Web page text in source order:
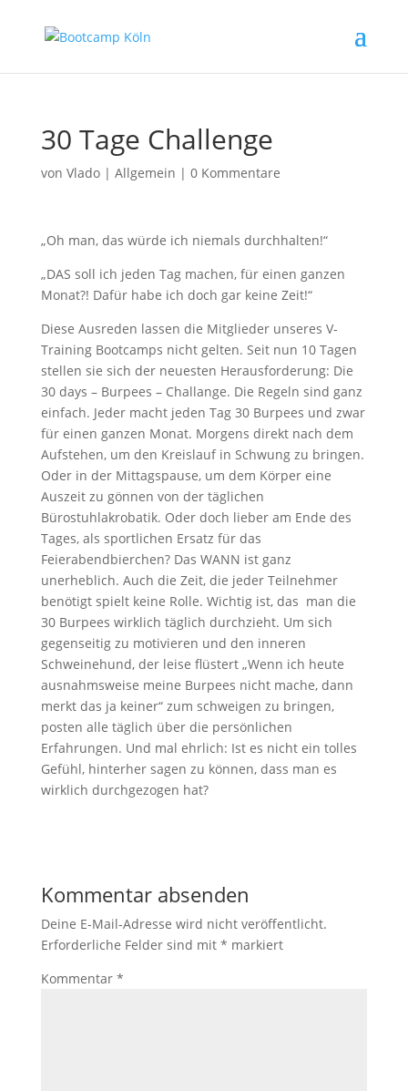
30 Tage Challenge
von Vlado| Allgemein | 0 Kommentare
„Oh man, das würde ich niemals durchhalten!“
„DAS soll ich jeden Tag machen, für einen ganzen
Monat?! Dafür habe ich doch gar keine Zeit!“
Diese Ausreden lassen die Mitglieder unseres V-
Training Bootcamps nicht gelten. Seit nun 10 Tagen
stellen sie sich der neuesten Herausforderung: Die
30 days – Burpees – Challange. Die Regeln sind ganz
einfach. Jeder macht jeden Tag 30 Burpees und zwar
für einen ganzen Monat. Morgens direkt nach dem
Aufstehen, um den Kreislauf in Schwung zu bringen.
Oder in der Mittagspause, um dem Körper eine
Auszeit zu gönnen von der täglichen
Bürostuhlakrobatik. Oder doch lieber am Ende des
Tages, als sportlichen Ersatz für das
Feierabendbierchen? Das WANN ist ganz
unerheblich. Auch die Zeit, die jeder Teilnehmer
benötigt spielt keine Rolle. Wichtig ist, das man die
30 Burpees wirklich täglich durchzieht. Um sich
gegenseitig zu motivieren und den inneren
Schweinehund, der leise flüstert „Wenn ich heute
ausnahmsweise meine Burpees nicht mache, dann
merkt das ja keiner“ zum schweigen zu bringen,
posten alle täglich über die persönlichen
Erfahrungen. Und mal ehrlich: Ist es nicht ein tolles
Gefühl, hinterher sagen zu können, dass man es
wirklich durchgezogen hat?
Kommentar absenden
Deine E-Mail-Adresse wird nicht veröffentlicht.
Erforderliche Felder sind mit * markiert
Kommentar *